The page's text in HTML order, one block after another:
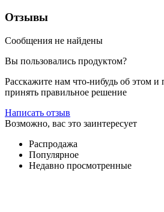
Отзывы
Сообщения не найдены
Вы пользовались продуктом?
Расскажите нам что-нибудь об этом и
принять правильное решение
Написать отзыв
Возможно, вас это заинтересует
Распродажа
Популярное
Недавно просмотренные